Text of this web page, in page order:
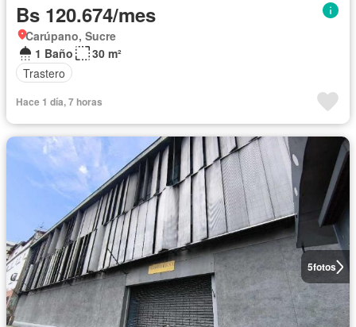
Bs 120.674/mes
Carúpano, Sucre
1 Baño
30 m²
Trastero
Hace 1 día, 7 horas
5fotos